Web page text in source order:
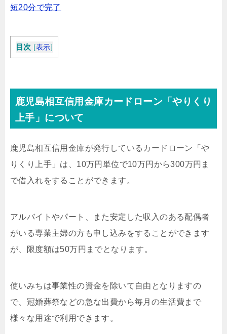
短20分で完了
目次 [表示]
鹿児島相互信用金庫カードローン「やりくり
上手」について
鹿児島相互信用金庫が発行しているカードローン「や
りくり上手」は、10万円単位で10万円から300万円ま
で借入れをすることができます。
アルバイトやパート、また安定した収入のある配偶者
がいる専業主婦の方も申し込みをすることができます
が、限度額は50万円までとなります。
使いみちは事業性の資金を除いて自由となりますの
で、冠婚葬祭などの急な出費から毎月の生活費まで
様々な用途で利用できます。